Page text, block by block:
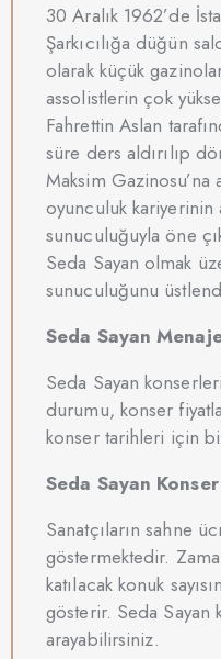
30 Aralık 1962’de
Şarkıcılığa düğün
olarak küçük
assolistlerin çok
Fahrettin Aslan
süre ders aldırılıp
Maksim Gazinosu’na
oyunculuk kariyerinin
sunuculuğuyla öne
Seda Sayan olmak
sunuculuğunu
Seda Sayan
Seda Sayan
durumu, konser
konser tarihleri için
Seda Sayan
Sanatçıların sahne
göstermektedir.
katılacak konuk
gösterir. Seda
arayabilirsiniz.